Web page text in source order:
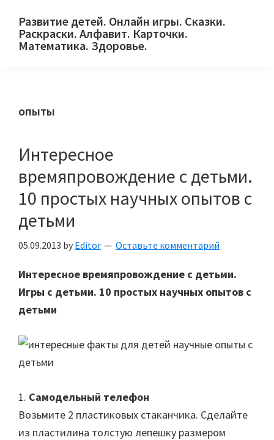
primary
main
primary
Развитие детей. Онлайн игры. Сказки.
Раскраски. Алфавит. Карточки.
Математика. Здоровье.
и
родителей.
опыты
Интересное
времяпровождение с детьми.
10 простых научных опытов с
детьми
05.09.2013 by Editor Оставьте комментарий
Интересное времяпровождение с детьми.
Игры с детьми. 10 простых научных опытов с
детьми
1. Самодельный телефон
Возьмите 2 пластиковых стаканчика. Сделайте
из пластилина толстую лепешку размером